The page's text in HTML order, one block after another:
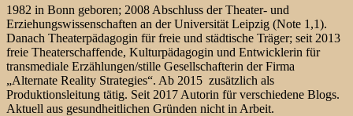
1982 in Bonn geboren; 2008 Abschluss der Theater- und
Erziehungswissenschaften an der Universität Leipzig (Note 1,1).
Danach Theaterpädagogin für freie und städtische Träger; seit 2013
freie Theaterschaffende, Kulturpädagogin und Entwicklerin für
transmediale Erzählungen/stille Gesellschafterin der Firma
„Alternate Reality Strategies“. Ab 2015 zusätzlich als
Produktionsleitung tätig. Seit 2017 Autorin für verschiedene Blogs.
Aktuell aus gesundheitlichen Gründen nicht in Arbeit.